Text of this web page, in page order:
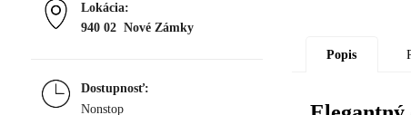
Lokácia:
940 02 Nové Zámky
Dostupnosť:
Nonstop
Popis